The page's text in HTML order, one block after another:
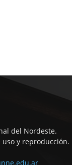
del Nordeste.
uso y reproducción.